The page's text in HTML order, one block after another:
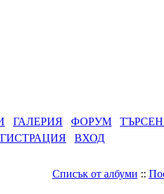
ГАЛЕРИЯ ФОРУМ
ВХОД
Списък от албуми ::